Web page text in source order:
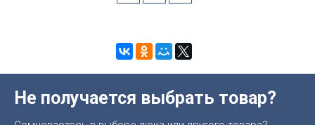
Не получается выбрать товар?